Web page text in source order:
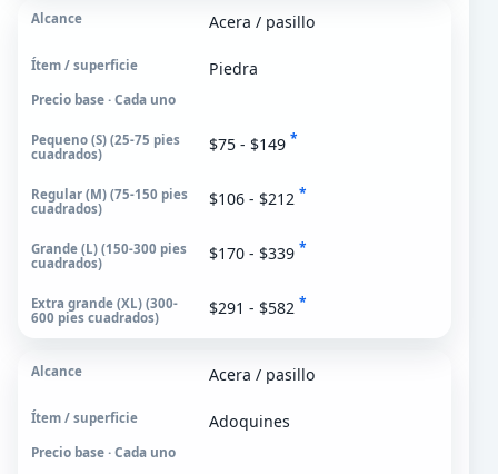
Acera / pasillo
Piedra
Precio base · Cada uno
$75 - $149 *
$106 - $212 *
$170 - $339 *
$291 - $582 *
Acera / pasillo
Adoquines
Precio base · Cada uno